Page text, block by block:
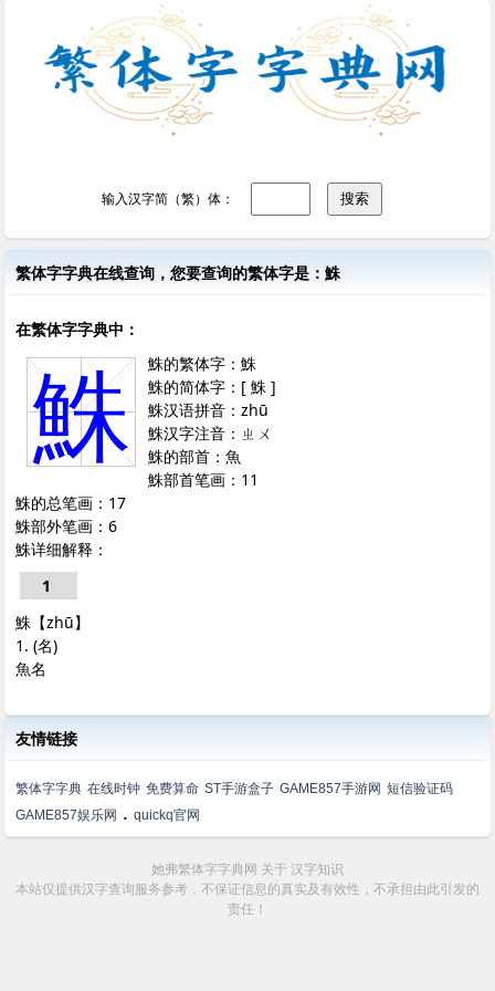
输入汉字简（繁）体：
繁体字字典在线查询，您要查询的繁体字是：鮢
在繁体字字典中：
鮢
鮢的繁体字：鮢
鮢的简体字：[ 鮢 ]
鮢汉语拼音：zhū
鮢汉字注音：ㄓㄨ
鮢的部首：魚
鮢部首笔画：11
鮢的总笔画：17
鮢部外笔画：6
鮢详细解释：
1
鮢【zhū】
1. (名)
魚名
友情链接
繁体字字典 在线时钟 免费算命 ST手游盒子 GAME857手游网 短信验证码
GAME857娱乐网 .quickq官网
她弗繁体字字典网 关于 汉字知识
本站仅提供汉字查询服务参考，不保证信息的真实及有效性，不承担由此引发的
责任！